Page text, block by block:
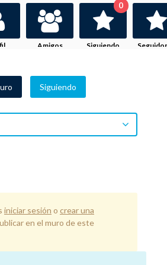
Amigos Siguiendo
0
Siguiendo
iniciar sesión o crear una
en el muro de este